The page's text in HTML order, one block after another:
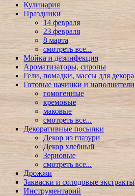
Кулинария
Праздники
14 февраля
23 февраля
8 марта
смотреть все...
Мойка и дезинфекция
Ароматизаторы, сиропы
Гели, помадки, массы для декора
Готовые начинки и наполнители
гомогенные
кремовые
маковые
смотреть все...
Декоративные посыпки
Декор из глазури
Декор хлебный
Зерновые
смотреть все...
Дрожжи
Закваски и солодовые экстракты
Инструментарий